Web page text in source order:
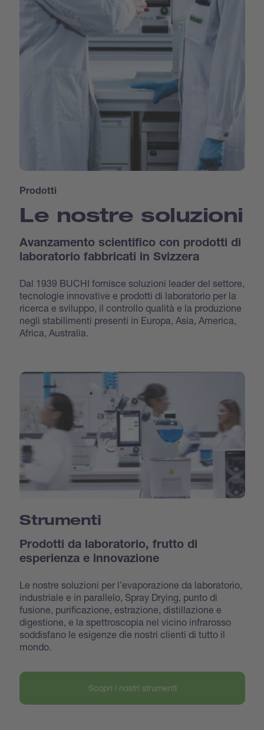
Prodotti
Le nostre soluzioni
Avanzamento scientifico con prodotti di
laboratorio fabbricati in Svizzera
Dal 1939 BUCHI fornisce soluzioni leader del settore,
tecnologie innovative e prodotti di laboratorio per la
ricerca e sviluppo, il controllo qualità e la produzione
negli stabilimenti presenti in Europa, Asia, America,
Africa, Australia.
Strumenti
Prodotti da laboratorio, frutto di
esperienza e innovazione
Le nostre soluzioni per l’evaporazione da laboratorio,
industriale e in parallelo, Spray Drying, punto di
fusione, purificazione, estrazione, distillazione e
digestione, e la spettroscopia nel vicino infrarosso
soddisfano le esigenze die nostri clienti di tutto il
mondo.
Scopri i nostri strumenti